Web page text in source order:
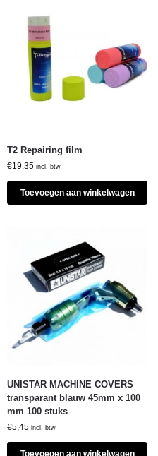
T2 Repairing film
€19,35 incl. btw
Toevoegen aan winkelwagen
UNISTAR MACHINE COVERS
transparant blauw 45mm x 100
mm 100 stuks
€5,45 incl. btw
Toevoegen aan winkelwagen